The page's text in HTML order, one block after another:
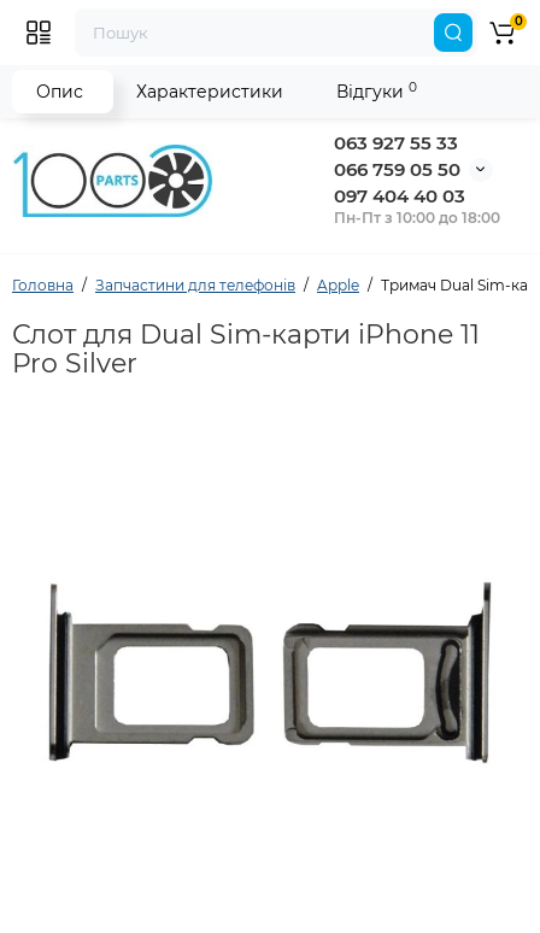
063 927 55 33
066 759 05 50
097 404 40 03
Пн-Пт з 10:00 до 18:00
0
Головна Запчастини для телефонів Apple Тримач Dual Sim-
Слот для Dual Sim-карти iPhone 11
Pro Silver
Опис Характеристики Відгуки 0